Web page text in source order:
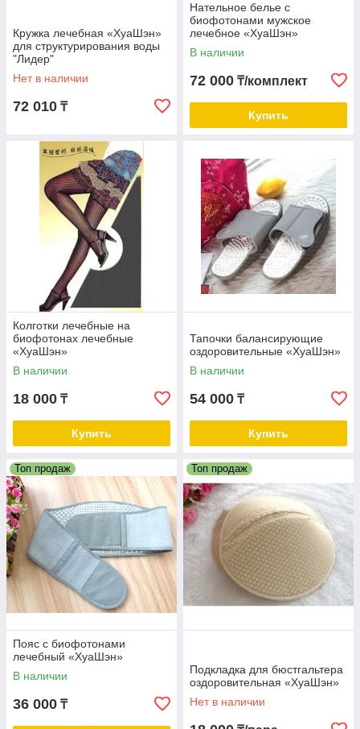
Кружка лечебная «ХуаШэн»
для структурирования воды
"Лидер"
Нет в наличии
72 010 ₸
Нательное белье с
биофотонами мужское
лечебное «ХуаШэн»
В наличии
72 000 ₸/комплект
Купить
Колготки лечебные на
биофотонах лечебные
«ХуаШэн»
В наличии
18 000 ₸
Купить
Тапочки балансирующие
оздоровительные «ХуаШэн»
В наличии
54 000 ₸
Купить
Топ продаж
Пояс с биофотонами
лечебный «ХуаШэн»
В наличии
36 000 ₸
Топ продаж
Подкладка для бюстгальтера
оздоровительная «ХуаШэн»
Нет в наличии